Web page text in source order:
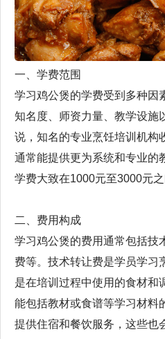
一、学费范围
学习鸡公煲的学费受到多种因
知名度、师资力量、教学设施
说，知名的专业烹饪培训机构
通常能提供更为系统和专业的
学费大致在1000元至3000元之
二、费用构成
学习鸡公煲的费用通常包括技
费等。技术转让费是学员学习
是在培训过程中使用的食材和
能包括教材或食谱等学习材料
提供住宿和餐饮服务，这些也